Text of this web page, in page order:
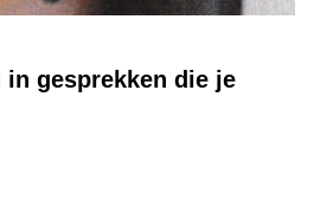
in gesprekken die je